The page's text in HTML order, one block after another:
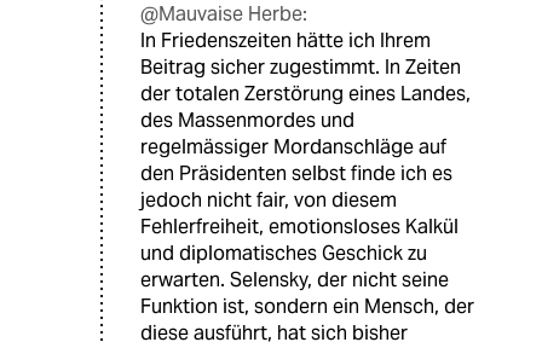
@Mauvaise Herbe:
In Friedenszeiten hätte ich Ihrem
Beitrag sicher zugestimmt. In Zeiten
der totalen Zerstörung eines Landes,
des Massenmordes und
regelmässiger Mordanschläge auf
den Präsidenten selbst finde ich es
jedoch nicht fair, von diesem
Fehlerfreiheit, emotionsloses Kalkül
und diplomatisches Geschick zu
erwarten. Selensky, der nicht seine
Funktion ist, sondern ein Mensch, der
diese ausführt, hat sich bisher